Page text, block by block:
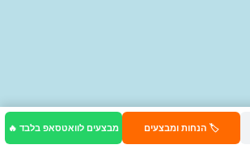
🏷️ הנחות ומבצעים מבצעים לוואטסאפ בלבד 🔥